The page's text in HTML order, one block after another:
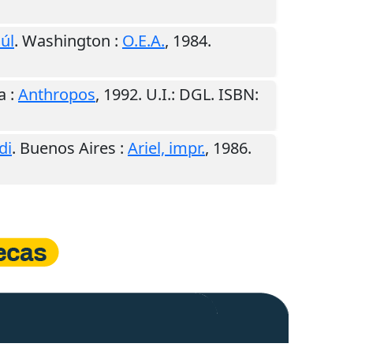
. Washington : O.E.A., 1984.
: Anthropos, 1992. U.I.: DGL. ISBN:
. Buenos Aires : Ariel, impr., 1986.